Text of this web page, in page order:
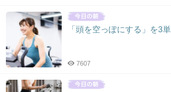
「頭を空っぽにする」を3
7607